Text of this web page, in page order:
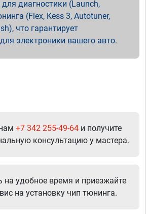
диагностики (Launch,
(Flex, Kess 3, Autotuner,
что гарантирует
электроники вашего авто.
+7 342 255-49-64 и получите
консультацию у мастера.
на удобное время и приезжайте
на установку чип тюнинга.